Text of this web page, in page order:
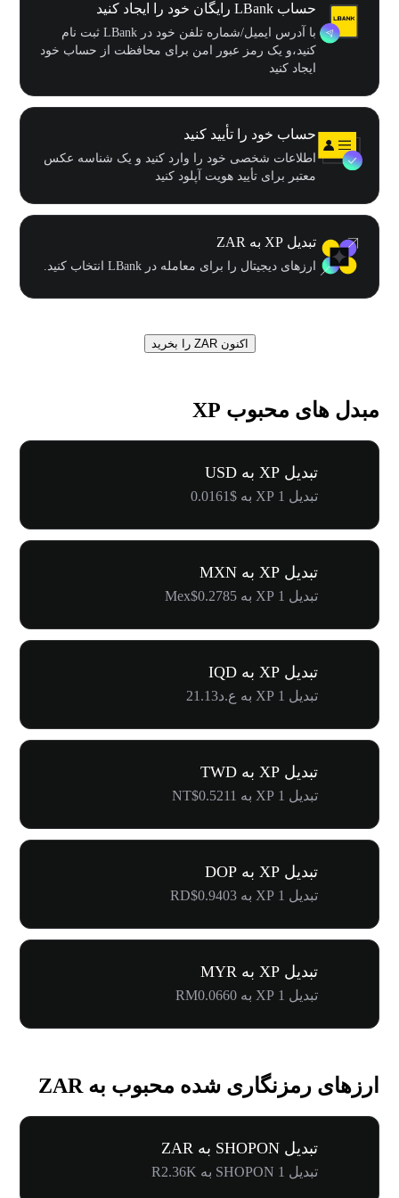
حساب LBank رایگان خود را ایجاد کنید
با آدرس ایمیل/شماره تلفن خود در LBank ثبت نام
کنید،و یک رمز عبور امن برای محافظت از حساب خود
ایجاد کنید
حساب خود را تأیید کنید
اطلاعات شخصی خود را وارد کنید و یک شناسه عکس
معتبر برای تأیید هویت آپلود کنید
تبدیل XP به ZAR
ارزهای دیجیتال را برای معامله در LBank انتخاب کنید.
اکنون ZAR را بخرید
مبدل های محبوب XP
تبدیل XP به USD
تبدیل 1 XP به $0.0161
تبدیل XP به MXN
تبدیل 1 XP به Mex$0.2785
تبدیل XP به IQD
تبدیل 1 XP به ع.د21.13
تبدیل XP به TWD
تبدیل 1 XP به NT$0.5211
تبدیل XP به DOP
تبدیل 1 XP به RD$0.9403
تبدیل XP به MYR
تبدیل 1 XP به RM0.0660
ارزهای رمزنگاری شده محبوب به ZAR
تبدیل SHOPON به ZAR
تبدیل 1 SHOPON به R2.36K